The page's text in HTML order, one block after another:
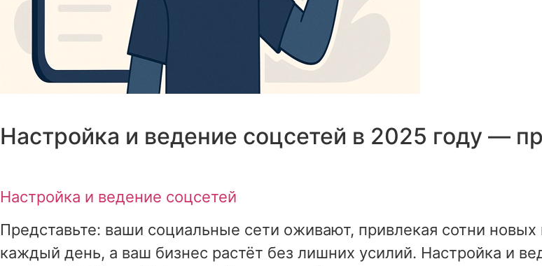
Настройка и ведение соцсетей в 2025 году —
Настройка и ведение соцсетей
Представьте: ваши социальные сети оживают, привлекая сотни новых
каждый день, а ваш бизнес растёт без лишних усилий. Настройка и